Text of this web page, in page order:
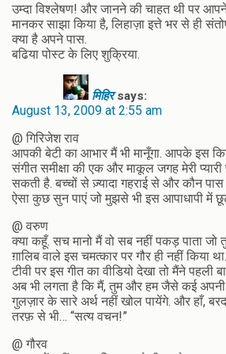
उम्‍दा विश्लेषण! और जानने की चाहत थी पर
मानकर साझा किया है, लिहाज़ा इत्ते भर से ही
क्‍या है अपने पास.
बढिया पोस्‍ट के लिए शुक्रिया.
मिहिर says:
August 13, 2009 at 2:55 am
@ गिरिजेश राव
आपकी बेटी का आभार मैं भी मानूँगा. आपके इस
संगीत समीक्षा की एक और माकूल जगह मेरी प्यारी
सकती है. बच्चों से ज़्यादा गहराई से और कौन पास
ऐसा कुछ सुन पाएं जो मुझसे भी इस आपाधापी में
@ वरुण
क्या कहूँ. सच मानो मैं वो सब नहीं पकड़ पाता
ग़ालिब वाले इस चमत्कार पर गौर ही नहीं किया
टीवी पर इस गीत का वीडियो देखा तो मैंने पहली
अब भी लगता है कि मैं, तुम और हम जैसे कई अपनी
गुलज़ार के सारे अर्थ नहीं खोल पायेंगे. और हाँ,
तरफ़ से भी… “सत्य वचन!”
@ गौरव